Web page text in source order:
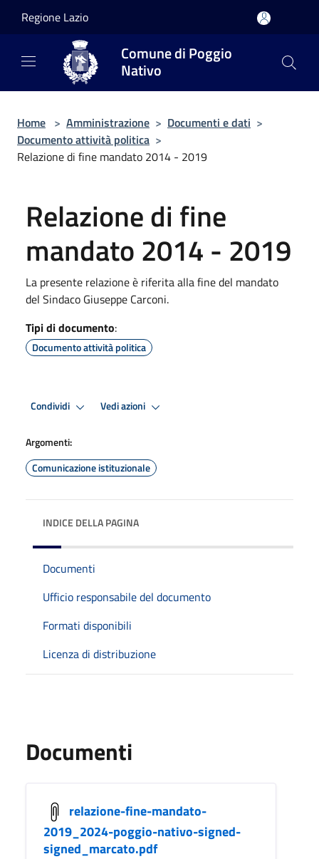
Regione Lazio
Comune di Poggio
Nativo
Home > Amministrazione > Documenti e dati >
Documento attività politica >
Relazione di fine mandato 2014 - 2019
Relazione di fine
mandato 2014 - 2019
La presente relazione è riferita alla fine del mandato
del Sindaco Giuseppe Carconi.
Tipi di documento:
Documento attività politica
Condividi Vedi azioni
Argomenti:
Comunicazione istituzionale
INDICE DELLA PAGINA
Documenti
Ufficio responsabile del documento
Formati disponibili
Licenza di distribuzione
Documenti
relazione-fine-mandato-
2019_2024-poggio-nativo-signed-
signed_marcato.pdf